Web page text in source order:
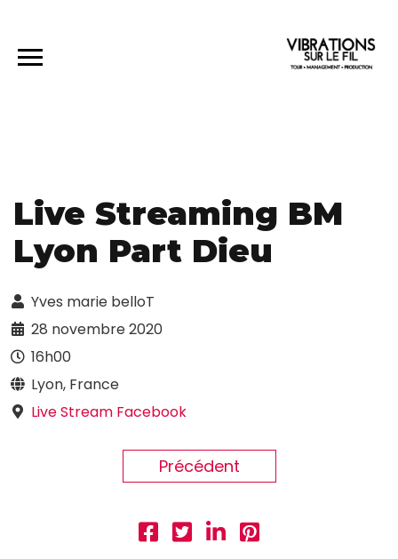
Live Streaming BM
Lyon Part Dieu
Yves marie belloT
28 novembre 2020
16h00
Lyon, France
Live Stream Facebook
Précédent